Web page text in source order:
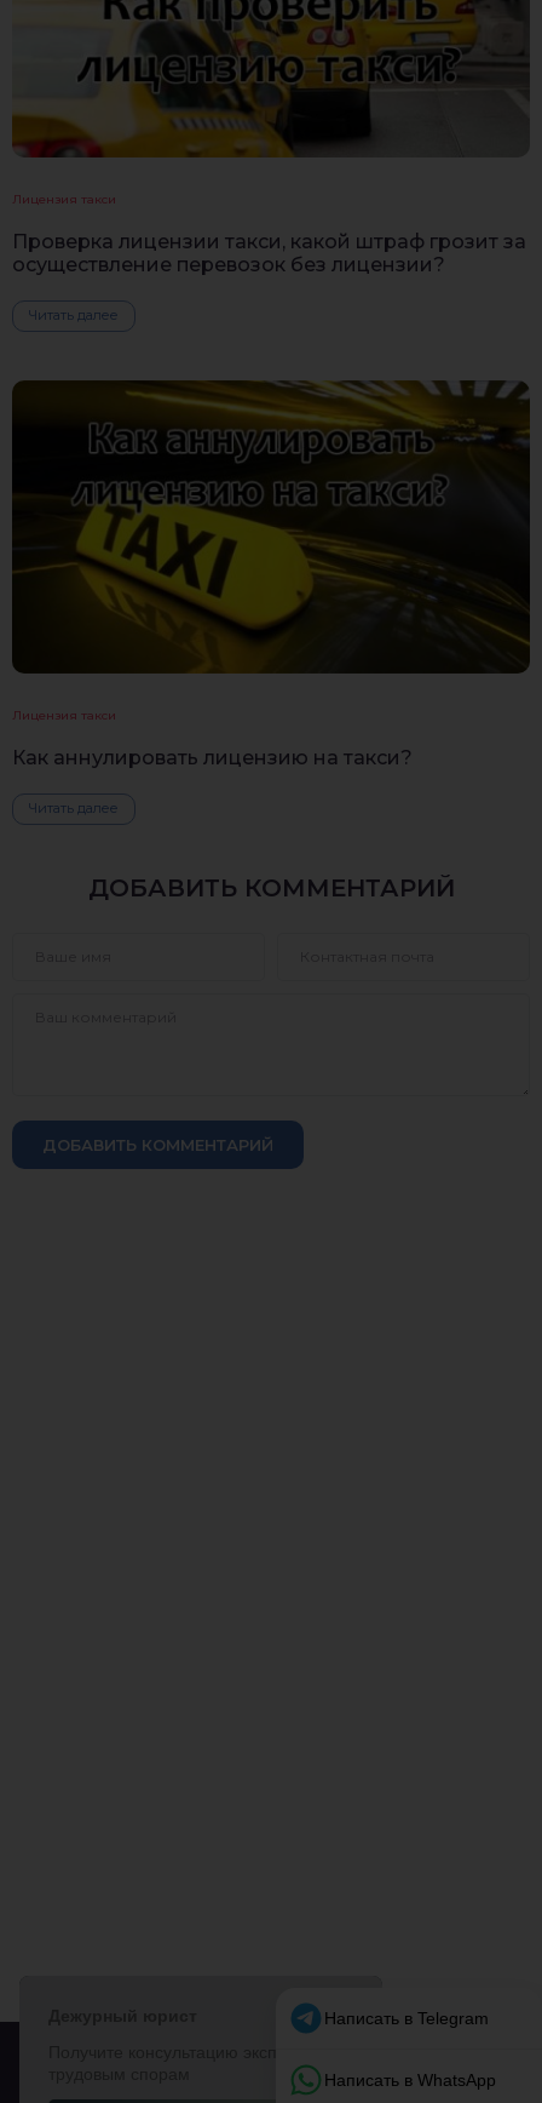
Лицензия такси
Проверка лицензии такси, какой штраф грозит за
осуществление перевозок без лицензии?
Читать далее
Лицензия такси
Как аннулировать лицензию на такси?
Читать далее
ДОБАВИТЬ КОММЕНТАРИЙ
ДОБАВИТЬ КОММЕНТАРИЙ
МОЁ ТАКСИ